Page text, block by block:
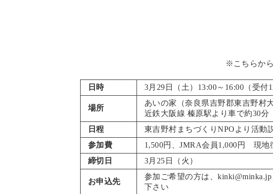
※こちらから
日時
3月29日（土）13:00～16:00（受付
場所
あいの家（奈良県吉野郡東吉野村
近鉄大阪線 榛原駅より車で約30分
日程
東吉野村まちづくりNPOより活動
参加費
1,500円、JMRA会員1,000円 現
締切日
3月25日（火）
お申込先
参加ご希望の方は、
下さい